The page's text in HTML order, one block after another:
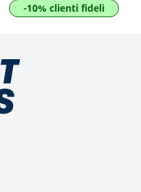
-10% clienti fideli